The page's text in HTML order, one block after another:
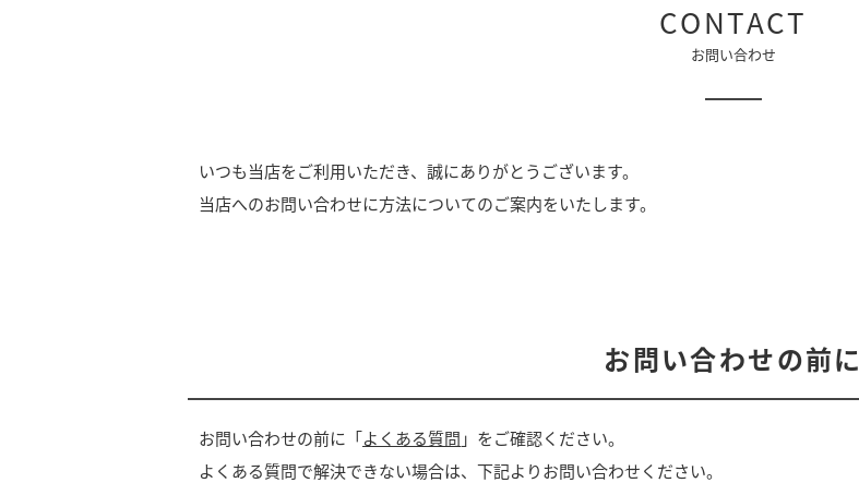
CONTACT
お問い合わせ
いつも当店をご利用いただき、誠にありがとうございます。
当店へのお問い合わせに方法についてのご案内をいたします。
お問い合わせの前に
お問い合わせの前に「よくある質問 」をご確認ください。
よくある質問で解決できない場合は、下記よりお問い合わせください。